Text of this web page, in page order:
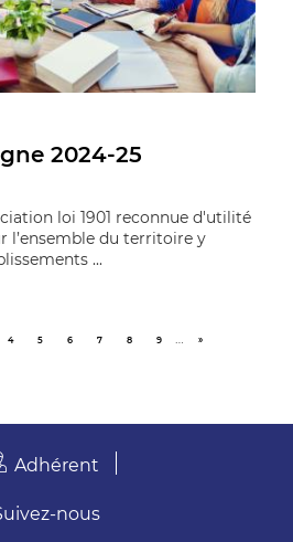
2024-25
loi 1901 reconnue d'utilité
l’ensemble du territoire y
...
4 5 6 7 8 9 … »
Adhérent
nous